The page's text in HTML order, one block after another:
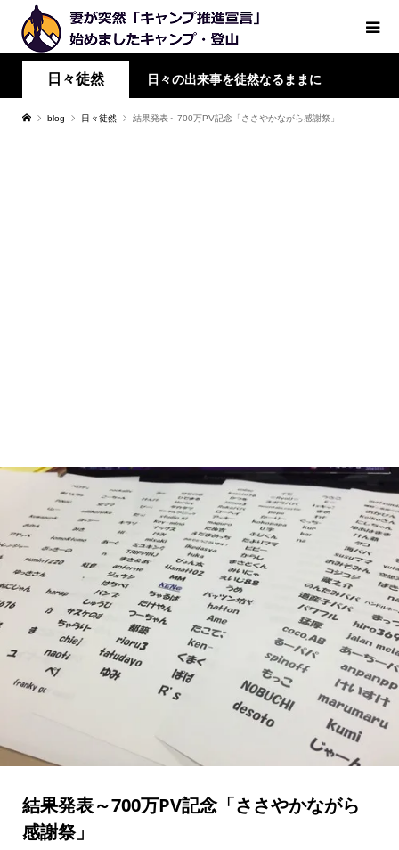
日々徒然 日々の出来事を徒然なるままに
blog 日々徒然 結果発表～700万PV記念「ささやかながら感謝祭」
結果発表～700万PV記念「ささやかながら
感謝祭」